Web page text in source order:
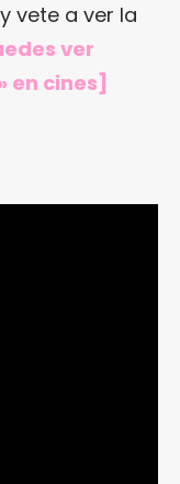
vete a ver la
ver
en cines]